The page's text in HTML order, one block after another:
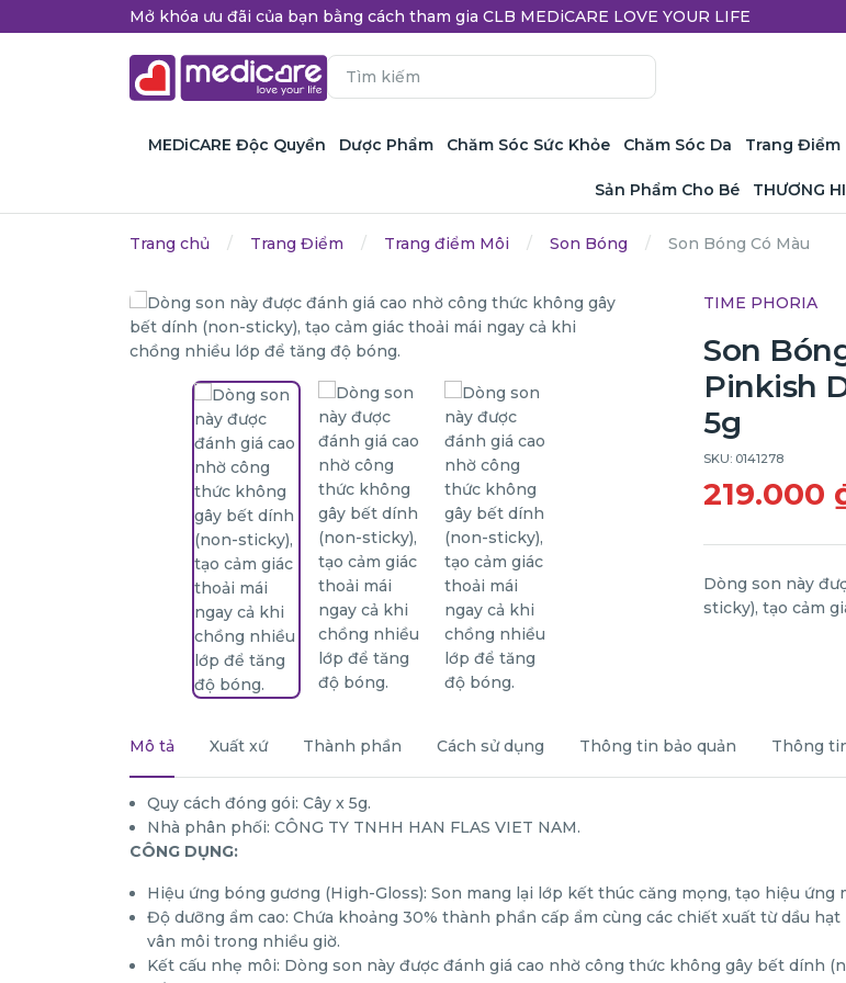
Mở khóa ưu đãi của bạn bằng cách tham gia CLB MEDiCARE LOVE YOUR LIFE
MEDiCARE Độc Quyền Dược Phẩm Chăm Sóc Sức Khỏe Chăm Sóc Da Trang Điểm
Sản Phẩm Cho Bé THƯƠNG
Trang chủ Trang Điểm Trang điểm Môi Son Bóng Son Bóng Có Màu
TIME PHORIA
Son
Pinkish
5g
SKU: 0141278
219.000
Dòng son này
sticky), tạo cảm
Mô tả Xuất xứ Thành phần Cách sử dụng Thông tin bảo quản Thông
Quy cách đóng gói: Cây x 5g.
Nhà phân phối: CÔNG TY TNHH HAN FLAS VIET NAM.
CÔNG DỤNG:
Hiệu ứng bóng gương (High-Gloss): Son mang lại lớp kết thúc căng mọng, tạo hiệu ứng
Độ dưỡng ẩm cao: Chứa khoảng 30% thành phần cấp ẩm cùng các chiết xuất từ dầu
vân môi trong nhiều giờ.
Kết cấu nhẹ môi: Dòng son này được đánh giá cao nhờ công thức không gây bết dính